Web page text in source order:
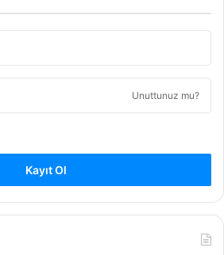
Unuttunuz mu?
Kayıt Ol